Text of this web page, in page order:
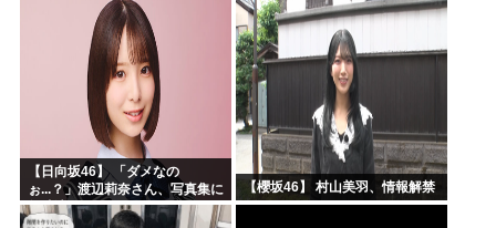
【日向坂46】 「ダメなの
ぉ...？」渡辺莉奈さん、写真集に
興味津々
【櫻坂46】 村山美羽、情報解禁